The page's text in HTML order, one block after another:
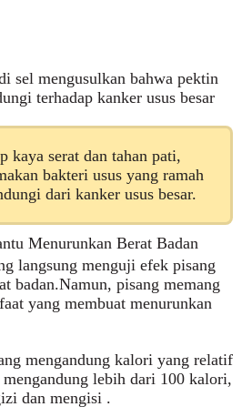
sel mengusulkan bahwa pektin
terhadap kanker usus besar
kaya serat dan tahan pati,
bakteri usus yang ramah
dari kanker usus besar.
Menurunkan Berat Badan
langsung menguji efek pisang
badan.Namun, pisang memang
yang membuat menurunkan
mengandung kalori yang relatif
lebih dari 100 kalori,
dan mengisi .